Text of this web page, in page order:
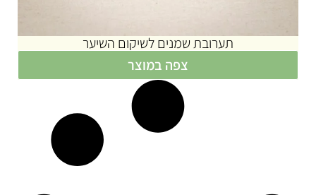
תערובת שמנים לשיקום השיער
צפה במוצר